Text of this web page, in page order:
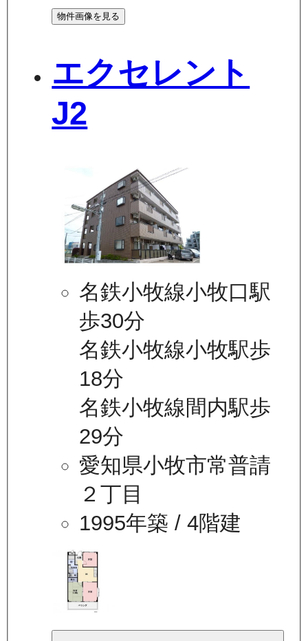
物件画像を見る
エクセレント
J2
名鉄小牧線小牧口駅
歩30分
名鉄小牧線小牧駅歩
18分
名鉄小牧線間内駅歩
29分
愛知県小牧市常普請
２丁目
1995年築 / 4階建